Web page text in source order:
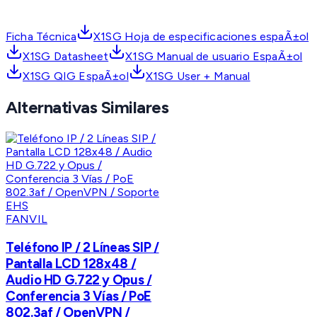
Ficha Técnica
X1SG Hoja de especificaciones espaÃ±ol
X1SG Datasheet
X1SG Manual de usuario EspaÃ±ol
X1SG QIG EspaÃ±ol
X1SG User + Manual
Alternativas Similares
FANVIL
Teléfono IP / 2 Líneas SIP /
Pantalla LCD 128x48 /
Audio HD G.722 y Opus /
Conferencia 3 Vías / PoE
802.3af / OpenVPN /